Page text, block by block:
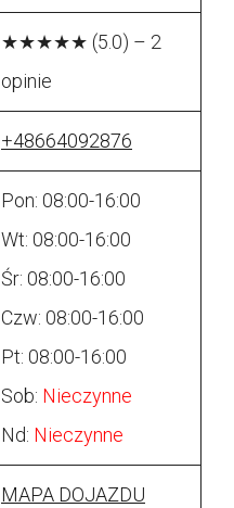
★★★★★ (5.0) – 2
opinie
+48664092876
Pon: 08:00-16:00
Wt: 08:00-16:00
Śr: 08:00-16:00
Czw: 08:00-16:00
Pt: 08:00-16:00
Sob: Nieczynne
Nd: Nieczynne
MAPA DOJAZDU